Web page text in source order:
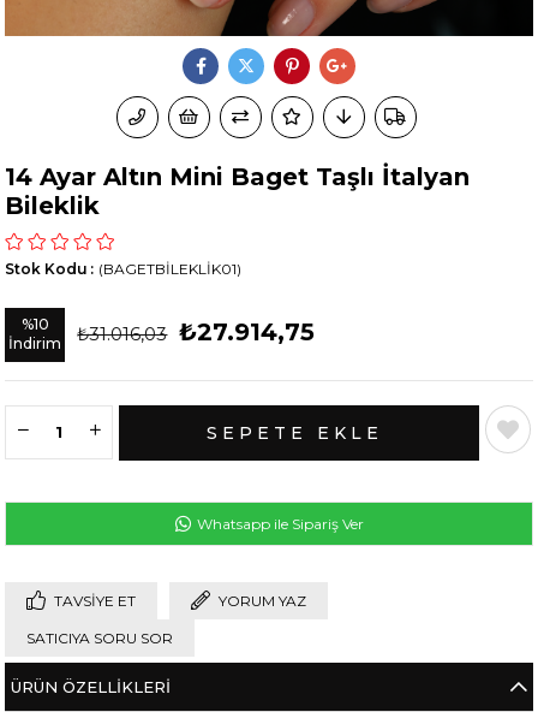
14 Ayar Altın Mini Baget Taşlı İtalyan
Bileklik
(BAGETBİLEKLİK01)
Stok Kodu
%10
İndirim
₺31.016,03 ₺27.914,75
Whatsapp ile Sipariş Ver
TAVSIYE ET YORUM YAZ
SATICIYA SORU SOR
ÜRÜN ÖZELLIKLERI